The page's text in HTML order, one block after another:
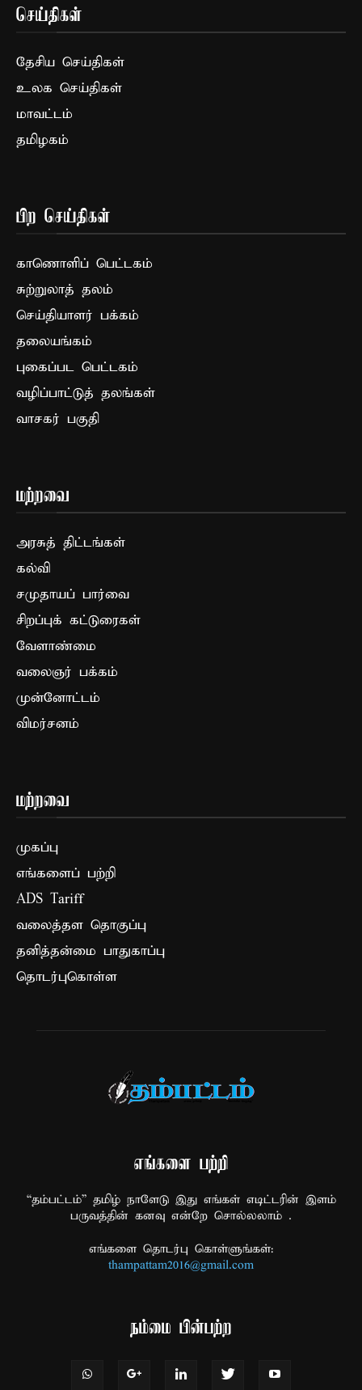
செய்திகள்
தேசிய செய்திகள்
உலக செய்திகள்
மாவட்டம்
தமிழகம்
பிற செய்திகள்
காணொளிப் பெட்டகம்
சுற்றுலாத் தலம்
செய்தியாளர் பக்கம்
தலையங்கம்
புகைப்பட பெட்டகம்
வழிப்பாட்டுத் தலங்கள்
வாசகர் பகுதி
மற்றவை
அரசுத் திட்டங்கள்
கல்வி
சமுதாயப் பார்வை
சிறப்புக் கட்டுரைகள்
வேளாண்மை
வலைஞர் பக்கம்
முன்னோட்டம்
விமர்சனம்
மற்றவை
முகப்பு
எங்களைப் பற்றி
ADS Tariff
வலைத்தள தொகுப்பு
தனித்தன்மை பாதுகாப்பு
தொடர்புகொள்ள
எங்களை பற்றி
“தம்பட்டம்” தமிழ் நாளேடு இது எங்கள் எடிட்டரின் இளம்
பருவத்தின் கனவு என்றே சொல்லலாம் .
எங்களை தொடர்பு கொள்ளுங்கள்:
thampattam2016@gmail.com
நம்மை பின்பற்ற